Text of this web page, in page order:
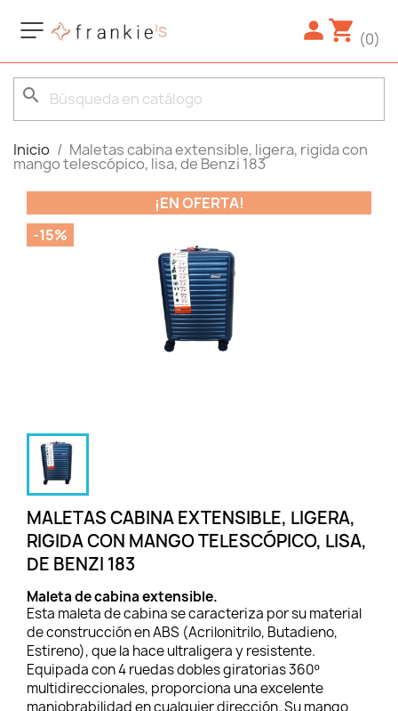
(0)
search
Inicio Maletas cabina extensible, ligera, rigida con
mango telescópico, lisa, de Benzi 183
¡EN OFERTA!
-15%
MALETAS CABINA EXTENSIBLE, LIGERA,
RIGIDA CON MANGO TELESCÓPICO, LISA,
DE BENZI 183
Maleta de cabina extensible.
Esta maleta de cabina se caracteriza por su material
de construcción en ABS (Acrilonitrilo, Butadieno,
Estireno), que la hace ultraligera y resistente.
Equipada con 4 ruedas dobles giratorias 360º
multidireccionales, proporciona una excelente
maniobrabilidad en cualquier dirección. Su mango